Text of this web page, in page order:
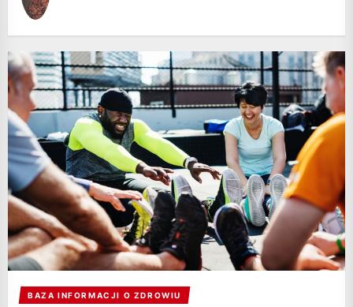
BAZA INFORMACJI O ZDROWIU